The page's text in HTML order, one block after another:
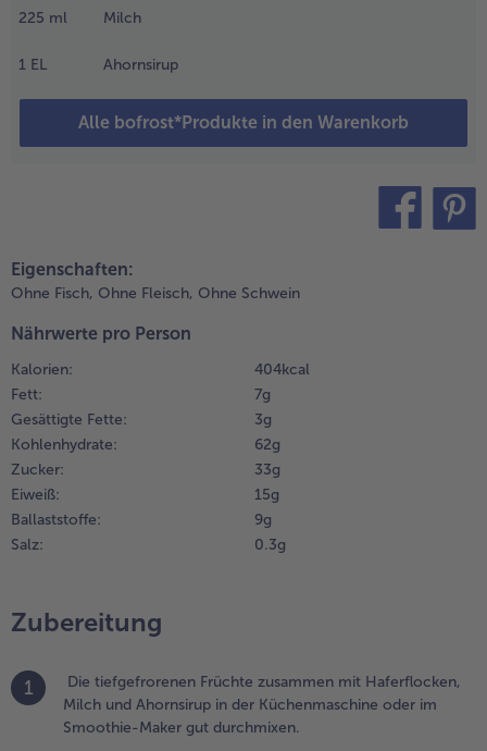
225 ml Milch
1 EL Ahornsirup
Alle bofrost*Produkte in den Warenkorb
durchmixen.
ist,
eine
Start
Eigenschaften:
Ohne Fisch, Ohne Fleisch, Ohne Schwein
Nährwerte pro Person
Kalorien:
404 kcal
Fett:
7 g
Gesättigte Fette:
3 g
Kohlenhydrate:
62 g
Zucker:
33 g
Eiweiß:
15 g
Ballaststoffe:
9 g
Salz:
0.3 g
Zubereitung
1
Die tiefgefrorenen Früchte zusammen mit Haferflocken,
Milch und Ahornsirup in der Küchenmaschine oder im
Smoothie-Maker gut durchmixen.